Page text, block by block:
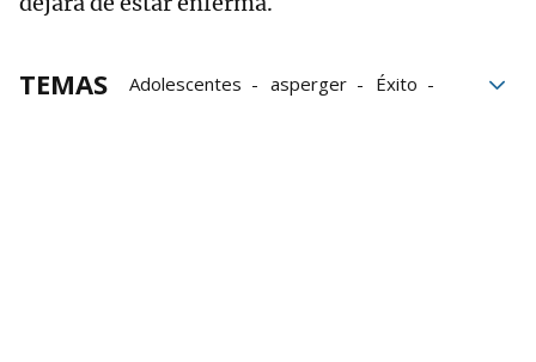
TEMAS Adolescentes asperger
Éxito